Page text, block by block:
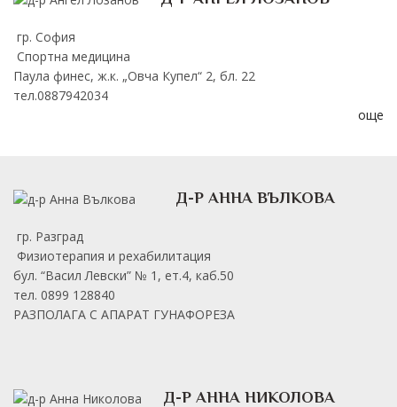
гр. София
Спортна медицина
Паула финес, ж.к. „Овча Купел“ 2, бл. 22
тел.0887942034
още
Д-Р АННА ВЪЛКОВА
гр. Разград
Физиотерапия и рехабилитация
бул. “Васил Левски” № 1, ет.4, каб.50
тел. 0899 128840
РАЗПОЛАГА С АПАРАТ ГУНАФОРЕЗА
Д-Р АННА НИКОЛОВА